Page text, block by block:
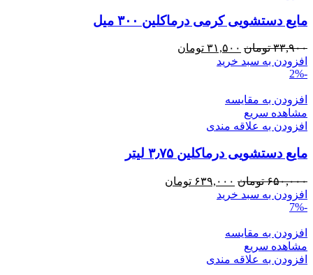
مایع دستشویی کرمی درماکلین ۳۰۰ میل
۳۳,۹۰۰ تومان قیمت
اصلی:
۳۱,۵۰۰ تومان
افزودن به سبد خرید
-2%
افزودن به مقایسه
مشاهده سریع
افزودن به علاقه مندی
مایع دستشویی درماکلین ۳٫۷۵ لیتر
۶۵۰,۰۰۰ تومان قیمت
اصلی:
۶۳۹,۰۰۰ تومان
افزودن به سبد خرید
-7%
افزودن به مقایسه
مشاهده سریع
افزودن به علاقه مندی